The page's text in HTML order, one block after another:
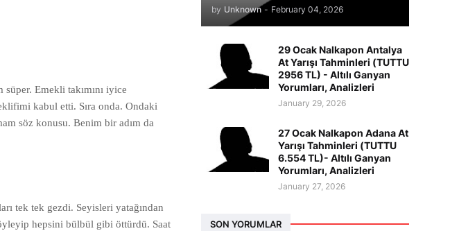
Emekli takımını iyice
kabul etti. Sıra onda. Ondaki
söz konusu. Benim bir adım da
tek tek gezdi. Seyisleri yatağından
hepsini bülbül gibi öttürdü. Saat
by Unknown - February 04, 2026
29 Ocak Nalkapon Antalya
At Yarışı Tahminleri (TUTTU
2956 TL) - Altılı Ganyan
Yorumları, Analizleri
January 29, 2026
27 Ocak Nalkapon Adana At
Yarışı Tahminleri (TUTTU
6.554 TL)- Altılı Ganyan
Yorumları, Analizleri
January 27, 2026
SON YORUMLAR